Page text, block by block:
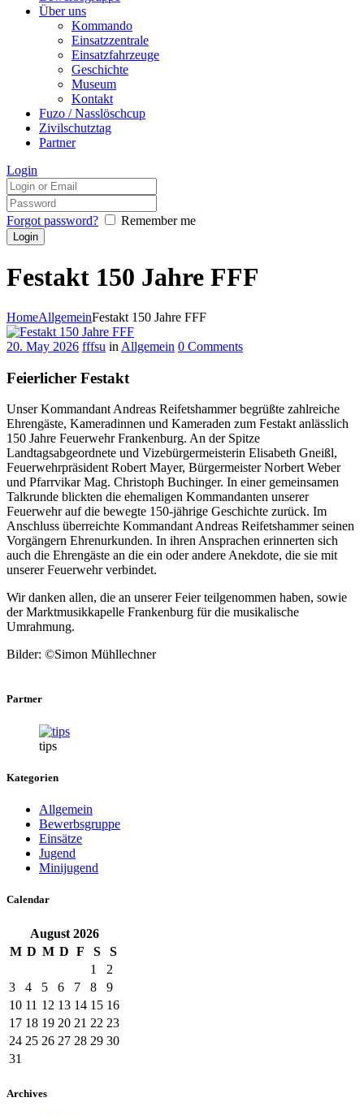
Über uns
Kommando
Einsatzzentrale
Einsatzfahrzeuge
Geschichte
Museum
Kontakt
Fuzo / Nasslöschcup
Zivilschutztag
Partner
Login
Forgot password? Remember me
Festakt 150 Jahre FFF
HomeAllgemeinFestakt 150 Jahre FFF
20. May 2026 fffsu in Allgemein 0 Comments
Feierlicher Festakt
Unser Kommandant Andreas Reifetshammer begrüßte zahlreiche
Ehrengäste, Kameradinnen und Kameraden zum Festakt anlässlich
150 Jahre Feuerwehr Frankenburg. An der Spitze
Landtagsabgeordnete und Vizebürgermeisterin Elisabeth Gneißl,
Feuerwehrpräsident Robert Mayer, Bürgermeister Norbert Weber
und Pfarrvikar Mag. Christoph Buchinger. In einer gemeinsamen
Talkrunde blickten die ehemaligen Kommandanten unserer
Feuerwehr auf die bewegte 150-jährige Geschichte zurück. Im
Anschluss überreichte Kommandant Andreas Reifetshammer seinen
Vorgängern Ehrenurkunden. In ihren Ansprachen erinnerten sich
auch die Ehrengäste an die ein oder andere Anekdote, die sie mit
unserer Feuerwehr verbindet.
Wir danken allen, die an unserer Feier teilgenommen haben, sowie
der Marktmusikkapelle Frankenburg für die musikalische
Umrahmung.
Bilder: ©Simon Mühllechner
Partner
tips
Kategorien
Allgemein
Bewerbsgruppe
Einsätze
Jugend
Minijugend
Calendar
August 2026
M D M D F S
S
1
2
3
4 5 6 7 8
9
10 11 12 13 14 15 16
17 18 19 20 21 22 23
24 25 26 27 28 29 30
31
Archives